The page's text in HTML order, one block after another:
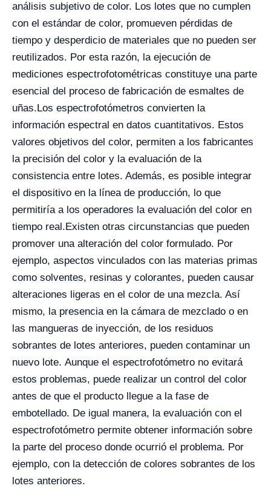
análisis subjetivo de color. Los lotes que no cumplen
con el estándar de color, promueven pérdidas de
tiempo y desperdicio de materiales que no pueden ser
reutilizados. Por esta razón, la ejecución de
mediciones espectrofotométricas constituye una parte
esencial del proceso de fabricación de esmaltes de
uñas.Los espectrofotómetros convierten la
información espectral en datos cuantitativos. Estos
valores objetivos del color, permiten a los fabricantes
la precisión del color y la evaluación de la
consistencia entre lotes. Además, es posible integrar
el dispositivo en la línea de producción, lo que
permitiría a los operadores la evaluación del color en
tiempo real.Existen otras circunstancias que pueden
promover una alteración del color formulado. Por
ejemplo, aspectos vinculados con las materias primas
como solventes, resinas y colorantes, pueden causar
alteraciones ligeras en el color de una mezcla. Así
mismo, la presencia en la cámara de mezclado o en
las mangueras de inyección, de los residuos
sobrantes de lotes anteriores, pueden contaminar un
nuevo lote. Aunque el espectrofotómetro no evitará
estos problemas, puede realizar un control del color
antes de que el producto llegue a la fase de
embotellado. De igual manera, la evaluación con el
espectrofotómetro permite obtener información sobre
la parte del proceso donde ocurrió el problema. Por
ejemplo, con la detección de colores sobrantes de los
lotes anteriores.